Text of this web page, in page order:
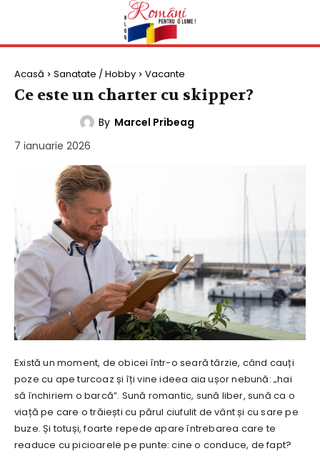
Acasă Sanatate / Hobby Vacante
Ce este un charter cu skipper?
By Marcel Pribeag
7 ianuarie 2026
Există un moment, de obicei într-o seară târzie, când cauți
poze cu ape turcoaz și îți vine ideea aia ușor nebună: „hai
să închiriem o barcă”. Sună romantic, sună liber, sună ca o
viață pe care o trăiești cu părul ciufulit de vânt și cu sare pe
buze. Și totuși, foarte repede apare întrebarea care te
readuce cu picioarele pe punte: cine o conduce, de fapt?